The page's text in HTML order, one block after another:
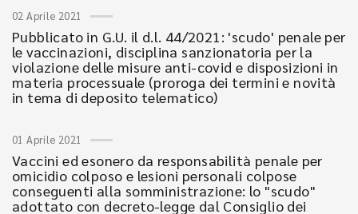
02 Aprile 2021
Pubblicato in G.U. il d.l. 44/2021: 'scudo' penale per
le vaccinazioni, disciplina sanzionatoria per la
violazione delle misure anti-covid e disposizioni in
materia processuale (proroga dei termini e novità
in tema di deposito telematico)
01 Aprile 2021
Vaccini ed esonero da responsabilità penale per
omicidio colposo e lesioni personali colpose
conseguenti alla somministrazione: lo "scudo"
adottato con decreto-legge dal Consiglio dei